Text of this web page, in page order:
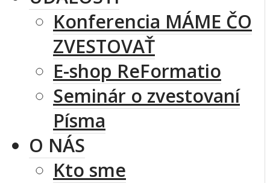
Konferencia MÁME ČO
ZVESTOVAŤ
E-shop ReFormatio
Seminár o zvestovaní
Písma
O NÁS
Kto sme